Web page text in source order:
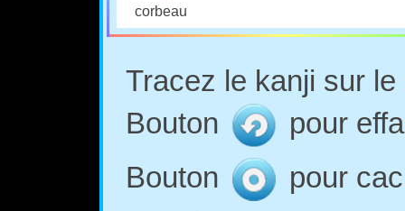
corbeau
Tracez le kanji sur
Bouton
pour
Bouton
pour